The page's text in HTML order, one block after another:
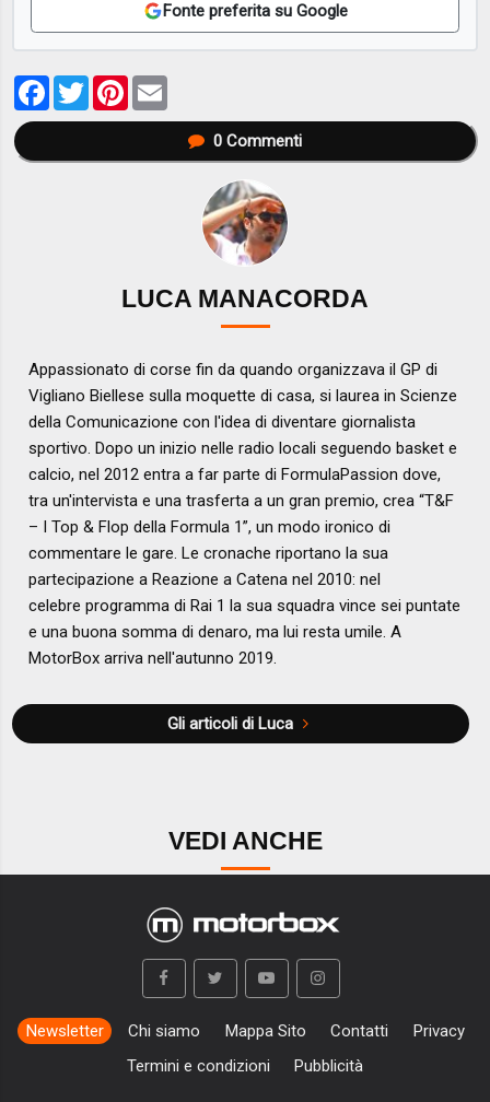
Fonte preferita su Google
Facebook
TwitterPinterest
0Commenti
LUCA MANACORDA
Appassionato di corse fin da quando organizzava il GP di
Vigliano Biellese sulla moquette di casa, si laurea in Scienze
della Comunicazione con l'idea di diventare giornalista
sportivo. Dopo un inizio nelle radio locali seguendo basket e
calcio, nel 2012 entra a far parte di FormulaPassion dove,
tra un'intervista e una trasferta a un gran premio, crea “T&F
– I Top & Flop della Formula 1”, un modo ironico di
commentare le gare. Le cronache riportano la sua
partecipazione a Reazione a Catena nel 2010: nel
celebre programma di Rai 1 la sua squadra vince sei puntate
e una buona somma di denaro, ma lui resta umile. A
MotorBox arriva nell'autunno 2019.
Gli articoli di Luca
VEDI ANCHE
Newsletter Chi siamo Mappa Sito Contatti
Privacy
Termini e condizioni
Pubblicità